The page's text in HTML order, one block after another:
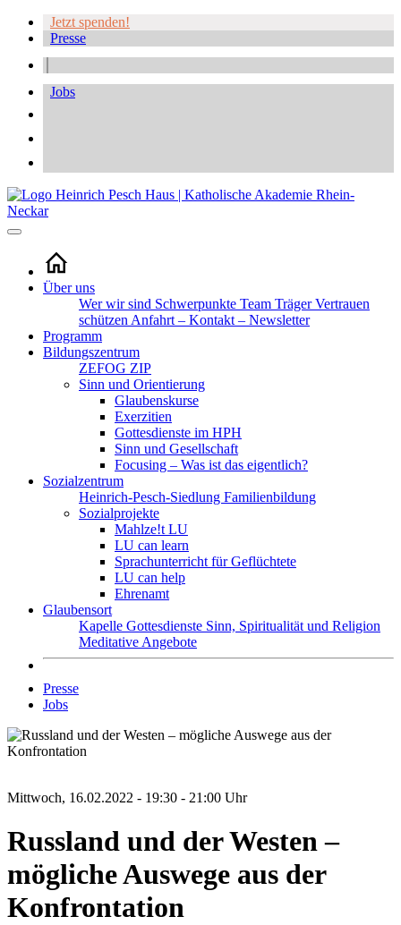
Jetzt spenden!
Presse
Jobs
Über uns
Wer wir sind Schwerpunkte Team TrägerVertrauen
schützen Anfahrt – Kontakt – Newsletter
Programm
Bildungszentrum
ZEFOG ZIP
Sinn und Orientierung
Glaubenskurse
Exerzitien
Gottesdienste im HPH
Sinn und Gesellschaft
Focusing – Was ist das eigentlich?
Sozialzentrum
Heinrich-Pesch-Siedlung Familienbildung
Sozialprojekte
Mahlze!t LU
LU can learn
Sprachunterricht für Geflüchtete
LU can help
Ehrenamt
Glaubensort
Kapelle Gottesdienste Sinn, Spiritualität und Religion
Meditative Angebote
Presse
Jobs
Mittwoch, 16.02.2022 - 19:30 - 21:00 Uhr
Russland und der Westen –
mögliche Auswege aus der
Konfrontation